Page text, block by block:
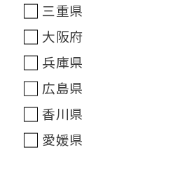
三重県
大阪府
兵庫県
広島県
香川県
愛媛県